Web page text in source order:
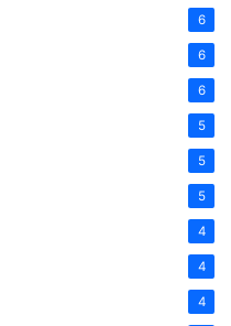
6
6
6
5
5
5
4
4
4